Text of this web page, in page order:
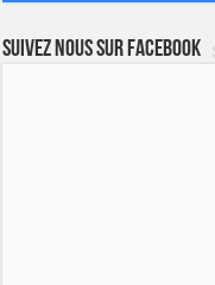
Suivez nous sur Facebook